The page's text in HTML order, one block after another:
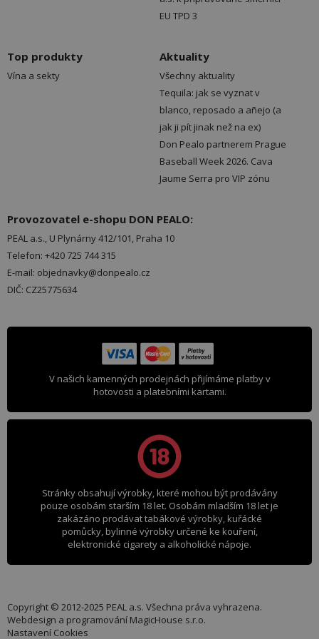
EU TPD 3
Top produkty
Vína a sekty
Aktuality
Všechny aktuality
Tequila: jak se vyznat v
blanco, reposado a añejo (a
jak ji pít jinak než na ex)
Don Pealo partnerem Prague
Baseball Week 2026. Cava
Jaume Serra pro VIP zónu
Provozovatel e-shopu DON PEALO:
PEAL a.s., U Plynárny 412/101, Praha 10
Telefon: +420 725 744 315
E-mail: objednavky@donpealo.cz
DIČ: CZ25775634
V našich kamenných prodejnách přijímáme platby v
hotovosti a platebními kartami.
Stránky obsahují výrobky, které mohou být prodávány
pouze osobám starším 18 let. Osobám mladším 18 let je
zakázáno prodávat tabákové výrobky, kuřácké
pomůcky, bylinné výrobky určené ke kouření,
elektronické cigarety a alkoholické nápoje.
Copyright © 2012-2025 PEAL a.s. Všechna práva vyhrazena.
Webdesign a programování MagicHouse s.r.o.
Nastavení Cookies